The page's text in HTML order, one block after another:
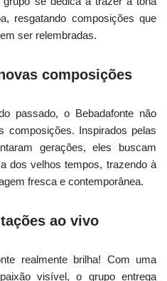
resgatando composições que
ser relembradas.
composições
passado, o Bebadafonte não
composições. Inspirados pelas
gerações, eles buscam
dos velhos tempos, trazendo à
fresca e contemporânea.
ao vivo
realmente brilha! Com uma
visível, o grupo entrega